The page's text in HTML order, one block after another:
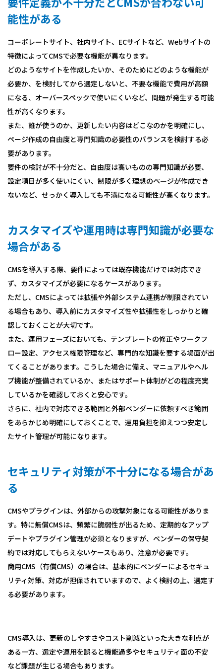
能性がある
コーポレートサイト、社内サイト、ECサイトなど、Webサイトの
特徴によってCMSで必要な機能が異なります。
どのようなサイトを作成したいか、そのためにどのような機能が
必要か、を検討してから選定しないと、不要な機能で費用が高額
になる、オーバースペックで使いにくいなど、問題が発生する可能
性が高くなります。
また、誰が使うのか、更新したい内容はどこなのかを明確にし、
ページ作成の自由度と専門知識の必要性のバランスを検討する必
要があります。
要件の検討が不十分だと、自由度は高いものの専門知識が必要、
設定項目が多く使いにくい、制限が多く理想のページが作成でき
ないなど、せっかく導入しても不満になる可能性が高くなります。
カスタマイズや運用時は専門知識が必要な
場合がある
CMSを導入する際、要件によっては既存機能だけでは対応でき
ず、カスタマイズが必要になるケースがあります。
ただし、CMSによっては拡張や外部システム連携が制限されてい
る場合もあり、導入前にカスタマイズ性や拡張性をしっかりと確
認しておくことが大切です。
また、運用フェーズにおいても、テンプレートの修正やワークフ
ロー設定、アクセス権限管理など、専門的な知識を要する場面が出
てくることがあります。こうした場合に備え、マニュアルやヘル
プ機能が整備されているか、またはサポート体制がどの程度充実
しているかを確認しておくと安心です。
さらに、社内で対応できる範囲と外部ベンダーに依頼すべき範囲
をあらかじめ明確にしておくことで、運用負担を抑えつつ安定し
たサイト管理が可能になります。
セキュリティ対策が不十分になる場合があ
る
CMSやプラグインは、外部からの攻撃対象になる可能性がありま
す。特に無償CMSは、頻繁に脆弱性が出るため、定期的なアップ
デートやプラグイン管理が必須となりますが、ベンダーの保守契
約では対応してもらえないケースもあり、注意が必要です。
商用CMS（有償CMS）の場合は、基本的にベンダーによるセキュ
リティ対策、対応が担保されていますので、よく検討の上、選定す
る必要があります。
CMS導入は、更新のしやすさやコスト削減といった大きな利点が
ある一方、選定や運用を誤ると機能過多やセキュリティ面の不安
など課題が生じる場合もあります。